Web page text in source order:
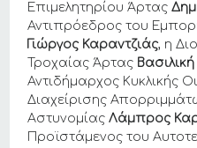
Επιμελητηρίου Άρτας
Αντιπρόεδρος του
Γιώργος Καραντζιάς, η
Τροχαίας Άρτας
Αντιδήμαρχος Κυκλικής
Διαχείρισης
ΑστυνομίαςΛάμπρος
Προϊστάμενος του